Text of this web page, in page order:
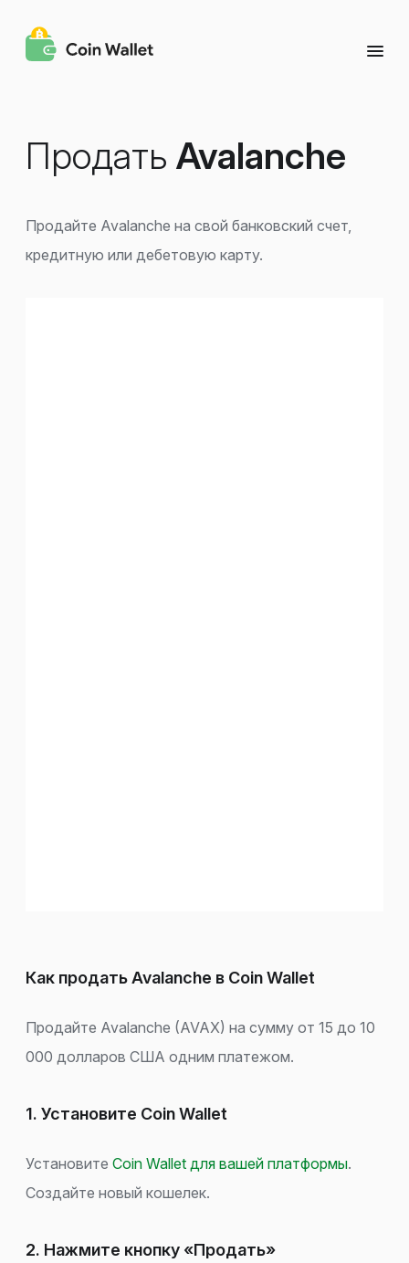
Продать Avalanche
Продайте Avalanche на свой банковский счет,
кредитную или дебетовую карту.
Как продать Avalanche в Coin Wallet
Продайте Avalanche (AVAX) на сумму от 15 до 10
000 долларов США одним платежом.
1. Установите Coin Wallet
Установите Coin Wallet для вашей платформы.
Создайте новый кошелек.
2. Нажмите кнопку «Продать»